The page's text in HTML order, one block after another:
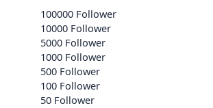
100000 Follower
10000 Follower
5000 Follower
1000 Follower
500 Follower
100 Follower
50 Follower